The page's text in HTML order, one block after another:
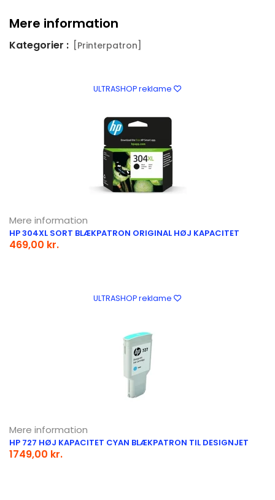
Mere information
Kategorier : [Printerpatron]
ULTRASHOP reklame
Mere information
HP 304XL SORT BLÆKPATRON ORIGINAL HØJ KAPACITET
469,00 kr.
ULTRASHOP reklame
Mere information
HP 727 HØJ KAPACITET CYAN BLÆKPATRON TIL DESIGNJET
1749,00 kr.